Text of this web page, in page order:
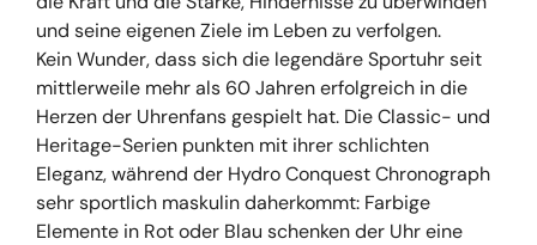
und seine eigenen Ziele im Leben zu verfolgen.
Kein Wunder, dass sich die legendäre Sportuhr seit
mittlerweile mehr als 60 Jahren erfolgreich in die
Herzen der Uhrenfans gespielt hat. Die Classic- und
Heritage-Serien punkten mit ihrer schlichten
Eleganz, während der Hydro Conquest Chronograph
sehr sportlich maskulin daherkommt: Farbige
Elemente in Rot oder Blau schenken der Uhr eine